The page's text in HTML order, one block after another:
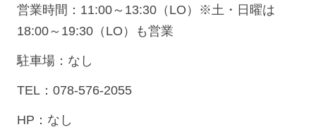
営業時間：11:00～13:30（LO）※土・日曜は
18:00～19:30（LO）も営業
駐車場：なし
TEL：078-576-2055
HP：なし